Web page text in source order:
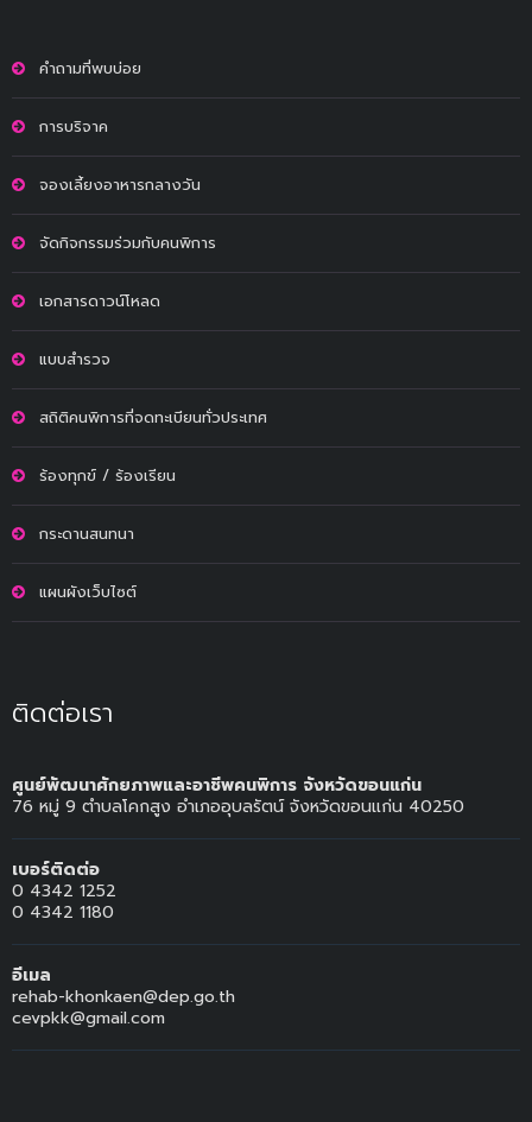
คำถามที่พบบ่อย
การบริจาค
จองเลี้ยงอาหารกลางวัน
จัดกิจกรรมร่วมกับคนพิการ
เอกสารดาวน์โหลด
แบบสำรวจ
สถิติคนพิการที่จดทะเบียนทั่วประเทศ
ร้องทุกข์ / ร้องเรียน
กระดานสนทนา
แผนผังเว็บไซต์
ติดต่อเรา
ศูนย์พัฒนาศักยภาพและอาชีพคนพิการ จังหวัดขอนแก่น
76 หมู่ 9 ตำบลโคกสูง อำเภออุบลรัตน์ จังหวัดขอนแก่น 40250
เบอร์ติดต่อ
0 4342 1252
0 4342 1180
อีเมล
rehab-khonkaen@dep.go.th
cevpkk@gmail.com